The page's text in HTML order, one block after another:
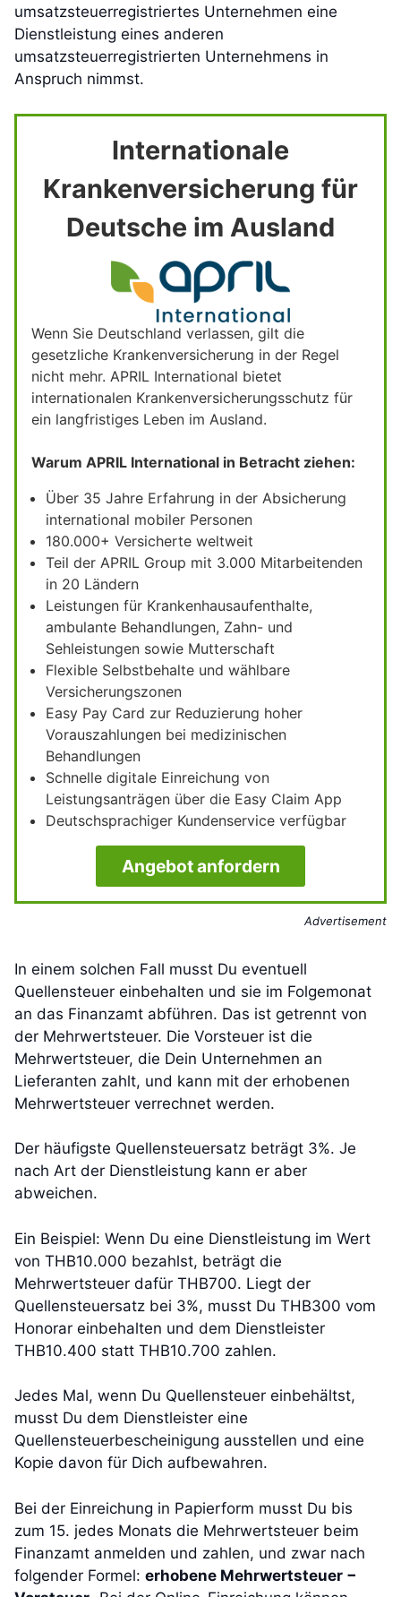
umsatzsteuerregistriertes Unternehmen eine
Dienstleistung eines anderen
umsatzsteuerregistrierten Unternehmens in
Anspruch nimmst.
Internationale
Krankenversicherung für
Deutsche im Ausland
Wenn Sie Deutschland verlassen, gilt die
gesetzliche Krankenversicherung in der Regel
nicht mehr. APRIL International bietet
internationalen Krankenversicherungsschutz für
ein langfristiges Leben im Ausland.
Warum APRIL International in Betracht ziehen:
Über 35 Jahre Erfahrung in der Absicherung
international mobiler Personen
180.000+ Versicherte weltweit
Teil der APRIL Group mit 3.000 Mitarbeitenden
in 20 Ländern
Leistungen für Krankenhausaufenthalte,
ambulante Behandlungen, Zahn- und
Sehleistungen sowie Mutterschaft
Flexible Selbstbehalte und wählbare
Versicherungszonen
Easy Pay Card zur Reduzierung hoher
Vorauszahlungen bei medizinischen
Behandlungen
Schnelle digitale Einreichung von
Leistungsanträgen über die Easy Claim App
Deutschsprachiger Kundenservice verfügbar
Angebot anfordern
Advertisement
In einem solchen Fall musst Du eventuell
Quellensteuer einbehalten und sie im Folgemonat
an das Finanzamt abführen. Das ist getrennt von
der Mehrwertsteuer. Die Vorsteuer ist die
Mehrwertsteuer, die Dein Unternehmen an
Lieferanten zahlt, und kann mit der erhobenen
Mehrwertsteuer verrechnet werden.
Der häufigste Quellensteuersatz beträgt 3%. Je
nach Art der Dienstleistung kann er aber
abweichen.
Ein Beispiel: Wenn Du eine Dienstleistung im Wert
von THB10.000 bezahlst, beträgt die
Mehrwertsteuer dafür THB700. Liegt der
Quellensteuersatz bei 3%, musst Du THB300 vom
Honorar einbehalten und dem Dienstleister
THB10.400 statt THB10.700 zahlen.
Jedes Mal, wenn Du Quellensteuer einbehältst,
musst Du dem Dienstleister eine
Quellensteuerbescheinigung ausstellen und eine
Kopie davon für Dich aufbewahren.
Bei der Einreichung in Papierform musst Du bis
zum 15. jedes Monats die Mehrwertsteuer beim
Finanzamt anmelden und zahlen, und zwar nach
folgender Formel: erhobene Mehrwertsteuer −